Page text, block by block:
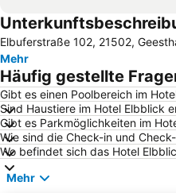
Elbuferstraße 102, 21502,
Mehr
Häufig gestellte
Gibt es einen Poolbereich im
Sind Haustiere im Hotel Elbblick
Gibt es Parkmöglichkeiten im
Wie sind die Check-in und
Wo befindet sich das Hotel
Mehr